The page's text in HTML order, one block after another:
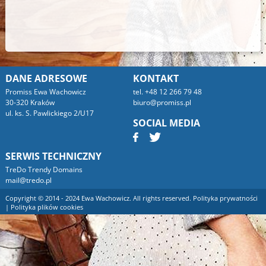
DANE ADRESOWE
Promiss Ewa Wachowicz
30-320 Kraków
ul. ks. S. Pawlickiego 2/U17
KONTAKT
tel. +48 12 266 79 48
biuro@promiss.pl
SOCIAL MEDIA
SERWIS TECHNICZNY
TreDo Trendy Domains
mail@tredo.pl
Copyright © 2014 - 2024 Ewa Wachowicz. All rights reserved. Polityka prywatności
| Polityka plików cookies